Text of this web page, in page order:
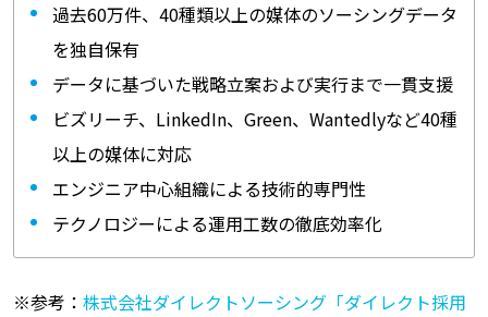
過去60万件、40種類以上の媒体のソーシングデータ
を独自保有
データに基づいた戦略立案および実行まで一貫支援
ビズリーチ、LinkedIn、Green、Wantedlyなど40種
以上の媒体に対応
エンジニア中心組織による技術的専門性
テクノロジーによる運用工数の徹底効率化
※参考： 株式会社ダイレクトソーシング「ダイレクト採用